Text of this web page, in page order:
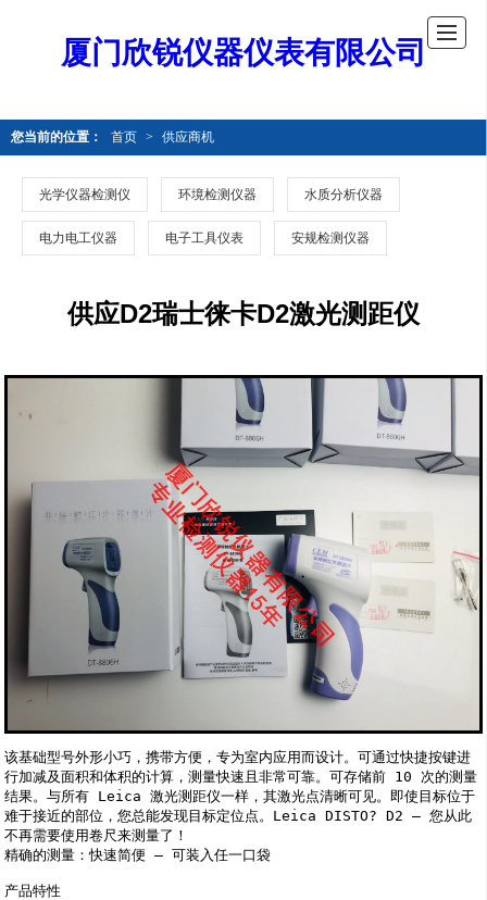
厦门欣锐仪器仪表有限公司
您当前的位置： 首页 > 供应商机
光学仪器检测仪 环境检测仪器 水质分析仪器
电力电工仪器 电子工具仪表 安规检测仪器
供应D2瑞士徕卡D2激光测距仪
该基础型号外形小巧，携带方便，专为室内应用而设计。可通过快捷按键进
行加减及面积和体积的计算，测量快速且非常可靠。可存储前 10 次的测量
结果。与所有 Leica 激光测距仪一样，其激光点清晰可见。即使目标位于
难于接近的部位，您总能发现目标定位点。Leica DISTO? D2 – 您从此
不再需要使用卷尺来测量了！
精确的测量：快速简便 – 可装入任一口袋
产品特性